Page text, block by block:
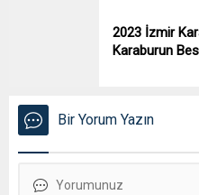
2023 İzmir
Karaburun
Bir Yorum Yazın